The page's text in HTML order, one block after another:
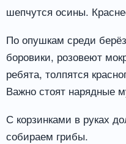
шепчутся осины.
По опушкам среди
боровики, розовеют
ребята, толпятся
Важно стоят нарядные
С корзинками в руках
собираем грибы.